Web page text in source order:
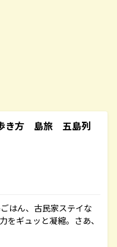
き方 島旅 五島列
はん、古民家ステイな
をギュッと凝縮。さあ、